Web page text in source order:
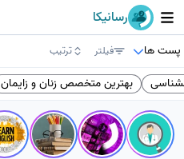
رسانیکا
پست ها
فیلتر ترتیب
بهترین متخصص زنان و زایمان